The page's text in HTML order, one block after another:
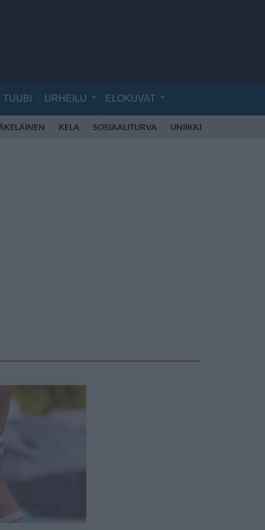
TUUBI URHEILU ELOKUVAT
KELA SOSIAALITURVA UNIIKKI